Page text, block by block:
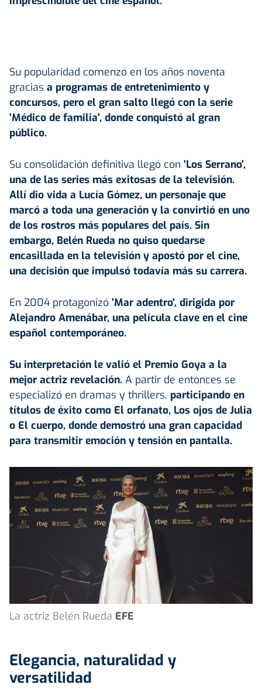
Su popularidad comenzó en los años noventa
gracias a programas de entretenimiento y
concursos, pero el gran salto llegó con la serie
'Médico de familia', donde conquistó al gran
público.
Su consolidación definitiva llegó con 'Los Serrano',
una de las series más exitosas de la televisión.
Allí dio vida a Lucía Gómez, un personaje que
marcó a toda una generación y la convirtió en uno
de los rostros más populares del país. Sin
embargo, Belén Rueda no quiso quedarse
encasillada en la televisión y apostó por el cine,
una decisión que impulsó todavía más su carrera.
En 2004 protagonizó 'Mar adentro', dirigida por
Alejandro Amenábar, una película clave en el cine
español contemporáneo.
Su interpretación le valió el Premio Goya a la
mejor actriz revelación. A partir de entonces se
especializó en dramas y thrillers, participando en
títulos de éxito como El orfanato, Los ojos de Julia
o El cuerpo, donde demostró una gran capacidad
para transmitir emoción y tensión en pantalla.
La actriz Belén Rueda EFE
Elegancia, naturalidad y
versatilidad